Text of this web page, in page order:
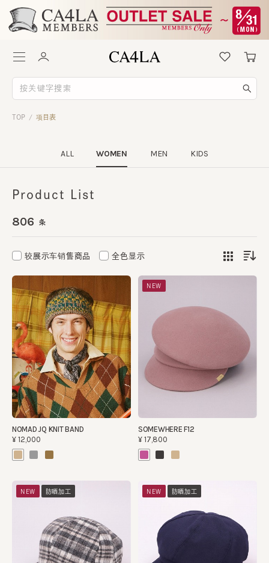
TOP / 项目表
ALL WOMEN MEN KIDS
Product List
806 条
较展示车销售商品 全色显示
NOMAD JQ KNIT BAND
¥12,000
NEW
SOMEWHERE F12
¥17,800
NEW 防晒加工 NEW 防晒加工